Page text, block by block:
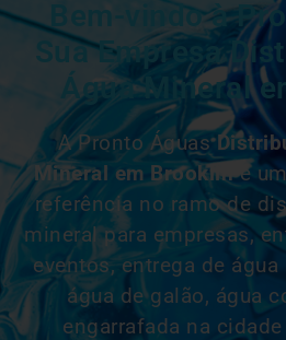
Bem-vindo à
Sua Empresa
Água Mineral
A Pronto Águas
Mineral em Brookliné
referência no ramo de
mineral para empresas,
eventos, entrega de
água de galão, água
engarrafada na